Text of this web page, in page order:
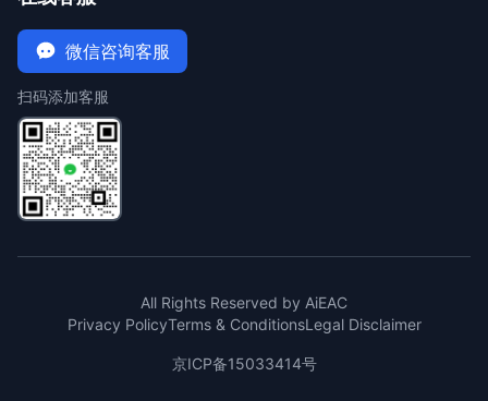
微信咨询客服
扫码添加客服
All Rights Reserved by AiEAC
Privacy PolicyTerms & ConditionsLegal Disclaimer
京ICP备15033414号